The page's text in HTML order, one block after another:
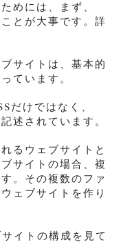
めには、まず、
とが大事です。詳
サイトは、基本的
ています。
だけではなく、
述されています。
るウェブサイトと
サイトの場合、複
。その複数のファ
ェブサイトを作り
イトの構成を見て